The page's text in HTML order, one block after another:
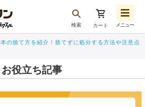
検索 カート メニュー
再注文
本の捨て方を紹介！捨てずに処分する方法や注意点
お役立ち記事